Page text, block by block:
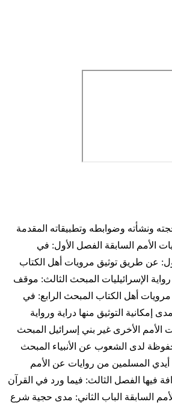
ونشأته وضوابطه وتطبيقاته المقدمة
الأمم السابقة الفصل الأول: في
عن طريق توثيق مرويات أهل الكتاب
الإسرائيليات المبحث الثالث: موقف
أهل الكتاب المبحث الرابع: في
إمكانية التوثيق منها دراية ورواية
الأمم الأخرى غير بني إسرائيل المبحث
لدى الشعوب عن الأنبياء المبحث
المسلمين من روايات عن الأمم
فيها الفصل الثالث: فيما ورد في القرآن
السابقة الباب الثاني: مدى حجية شرع